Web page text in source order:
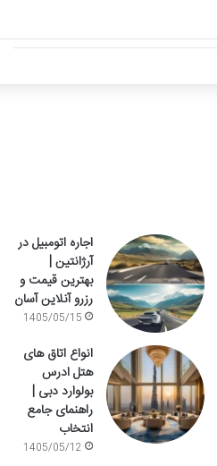
اجاره اتومبیل در
آرژانتین |
بهترین قیمت و
رزرو آنلاین آسان
1405/05/15
انواع اتاق های
هتل ادرس
بولوارد دبی |
راهنمای جامع
انتخاب
1405/05/12